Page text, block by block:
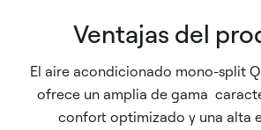
Ventajas del
El aire acondicionado mono-split
ofrece un amplia de gama
confort optimizado y una alta